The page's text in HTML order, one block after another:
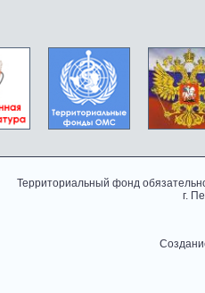
Территориальный фонд
г.